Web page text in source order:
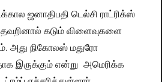
ஜனாதிபதி டெல்சி ராட்ரிக்ஸ்
கடும் விளைவுகளை
அது நிகோலஸ் மதுரோ
இருக்கும் என்று அமெரிக்க